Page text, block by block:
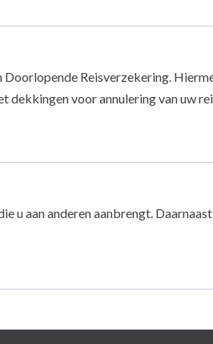
Reisverzekering.
voor annulering van uw
u aan anderen aanbrengt.